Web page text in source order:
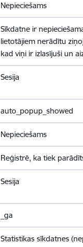
Nepieciešams
Sīkdatne ir
lietotājiem nerādītu
kad viņi ir izlasījuši un
Sesija
auto_popup_showed
Nepieciešams
Reģistrē, ka tiek
Sesija
_ga
Statistikas sīkdatnes